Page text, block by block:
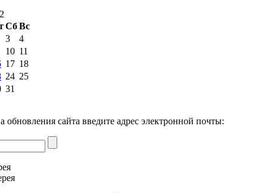
СбВс
3
4
10 11
17 18
24 25
31
обновления сайта введите адрес электронной почты: